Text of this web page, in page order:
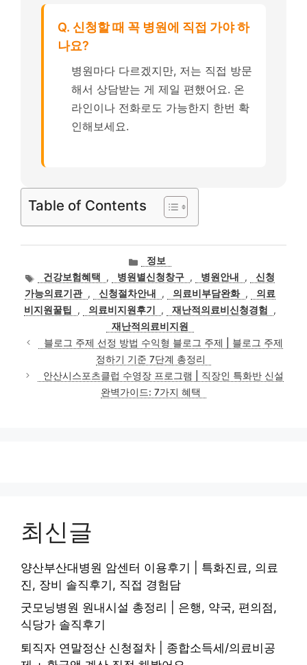
Q. 신청할 때 꼭 병원에 직접 가야 하
나요?
병원마다 다르겠지만, 저는 직접 방문
해서 상담받는 게 제일 편했어요. 온
라인이나 전화로도 가능한지 한번 확
인해보세요.
Table of Contents
카
테
고
리
정보
태
그
건강보험혜택 , 병원별신청창구 , 병원안내 ,
신청
가능의료기관 , 신청절차안내 , 의료비부담완화 ,
의료
비지원꿀팁
, 의료비지원후기 , 재난적의료비신청경험
,
재난적의료비지원
블로그 주제 선정 방법 수익형 블로그 주제 | 블로그 주제
정하기 기준 7단계 총정리
안산시스포츠클럽 수영장 프로그램 | 직장인 특화반 신설
완벽가이드: 7가지 혜택
최신글
양산부산대병원 암센터 이용후기 | 특화진료, 의료
진, 장비 솔직후기, 직접 경험담
굿모닝병원 원내시설 총정리 | 은행, 약국, 편의점,
식당가 솔직후기
퇴직자 연말정산 신청절차 | 종합소득세/의료비공